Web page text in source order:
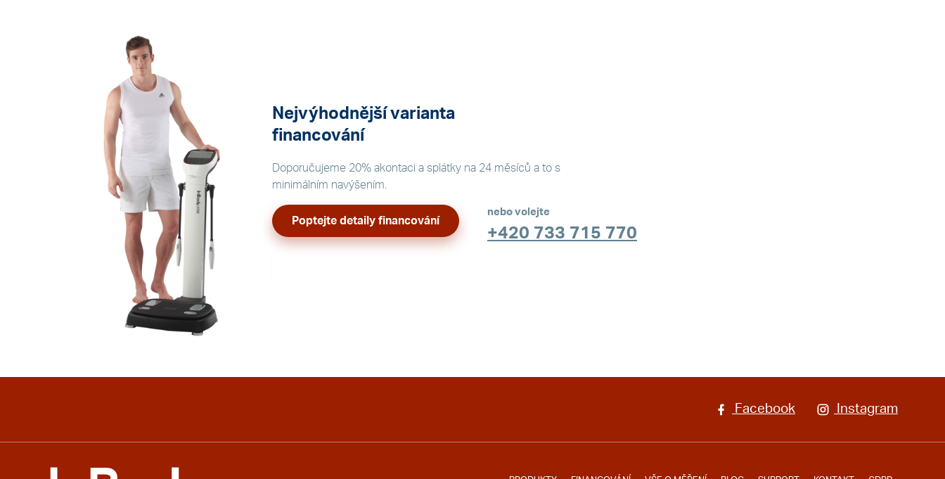
Nejvýhodnější varianta
financování
Doporučujeme 20% akontaci a splátky na 24 měsíců a to s
minimálním navýšením.
Poptejte detaily financování
nebo volejte
+420 733 715 770
Facebook Instagram